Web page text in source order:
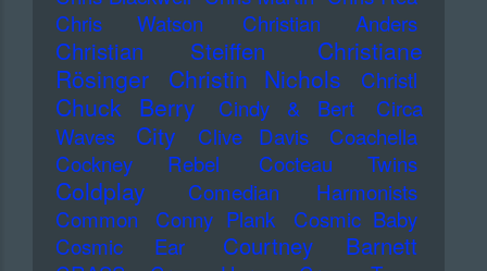
Chris Watson
Christian Anders
Christian Steiffen
Christiane
Rösinger
Christin Nichols Christl
Chuck Berry Cindy & Bert
Circa
Waves
City Clive Davis
Coachella
Cockney Rebel
Cocteau Twins
Coldplay
Comedian Harmonists
Common
Conny Plank
Cosmic Baby
Cosmic Ear
Courtney Barnett